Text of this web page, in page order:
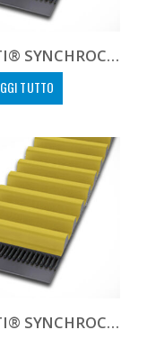
CONTI® SYNCHROCHAIN CARBON CTD 14M 1344 450 C CUSTOM
TUTTO
CONTI® SYNCHROCHAIN CARBON CTD 14M 1400 37 C